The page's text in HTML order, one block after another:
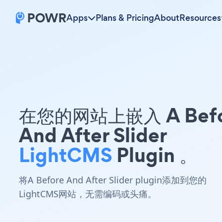
Apps Plans & PricingAboutResources
在您的网站上嵌入 A
And After Slider
LightCMS Plugin 。
将A Before And After Slider plugin添加到您的
LightCMS网站，无需编码或头痛。